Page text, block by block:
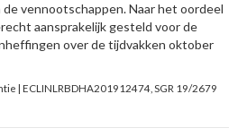
vennootschappen. Naar het oordeel
aansprakelijk gesteld voor de
over de tijdvakken oktober
| ECLINLRBDHA201912474, SGR 19/2679